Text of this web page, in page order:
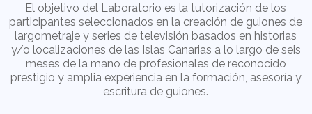
El objetivo del Laboratorio es la tutorización de los
participantes seleccionados en la creación de guiones de
largometraje y series de televisión basados en historias
y/o localizaciones de las Islas Canarias a lo largo de seis
meses de la mano de profesionales de reconocido
prestigio y amplia experiencia en la formación, asesoría y
escritura de guiones.